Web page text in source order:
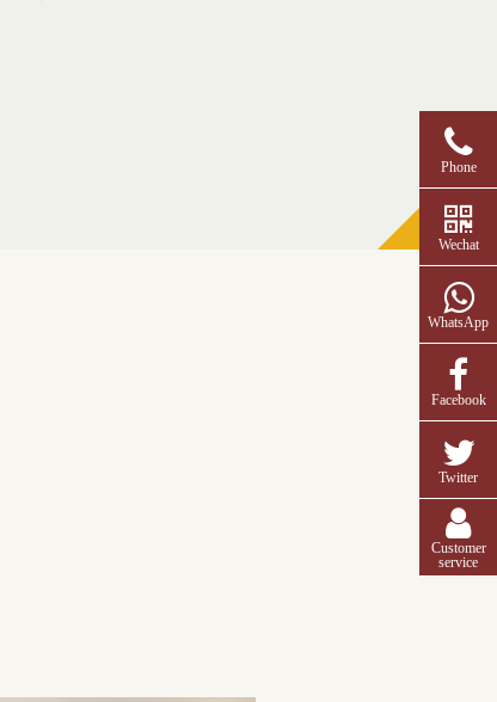
Phone
Wechat
WhatsApp
Facebook
Twitter
Customer
service